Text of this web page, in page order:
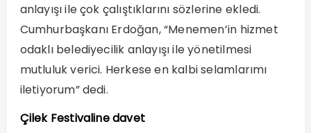
anlayışı ile çok çalıştıklarını sözlerine ekledi.
Cumhurbaşkanı Erdoğan, “Menemen’in hizmet
odaklı belediyecilik anlayışı ile yönetilmesi
mutluluk verici. Herkese en kalbi selamlarımı
iletiyorum” dedi.
Çilek Festivaline davet